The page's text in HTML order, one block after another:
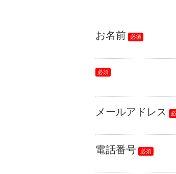
お名前
メールアドレス
電話番号